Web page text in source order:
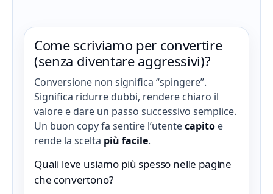
Come scriviamo per convertire
(senza diventare aggressivi)?
Conversione non significa “spingere”.
Significa ridurre dubbi, rendere chiaro il
valore e dare un passo successivo semplice.
Un buon copy fa sentire l’utentecapito e
rende la scelta più facile.
Quali leve usiamo più spesso nelle pagine
che convertono?